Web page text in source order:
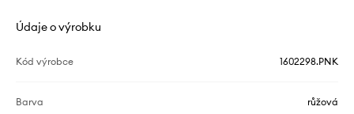
Údaje o výrobku
Kód výrobce 1602298.PNK
Barva růžová